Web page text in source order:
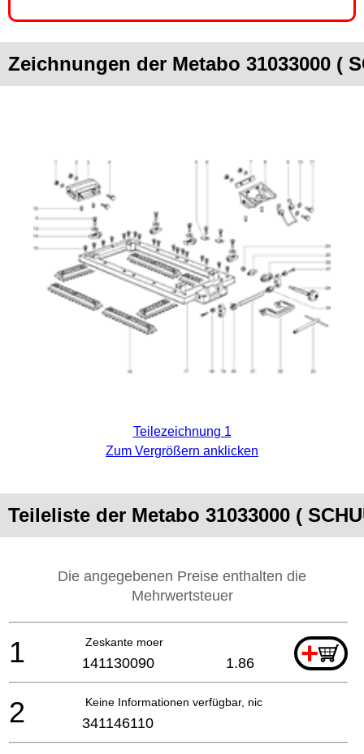
Zeichnungen der Metabo 31033000 (
Teilezeichnung 1
Zum Vergrößern anklicken
Teileliste der Metabo 31033000 (
Die angegebenen Preise enthalten die
Mehrwertsteuer
Zeskante moer +
1 141130090 1.86
Keine Informationen verfügbar, nicht bestellbar
2 341146110